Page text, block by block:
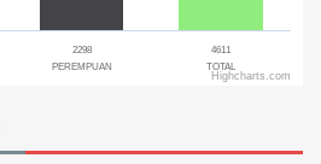
2298
PEREMPUAN
4611
TOTAL
Highcharts.com